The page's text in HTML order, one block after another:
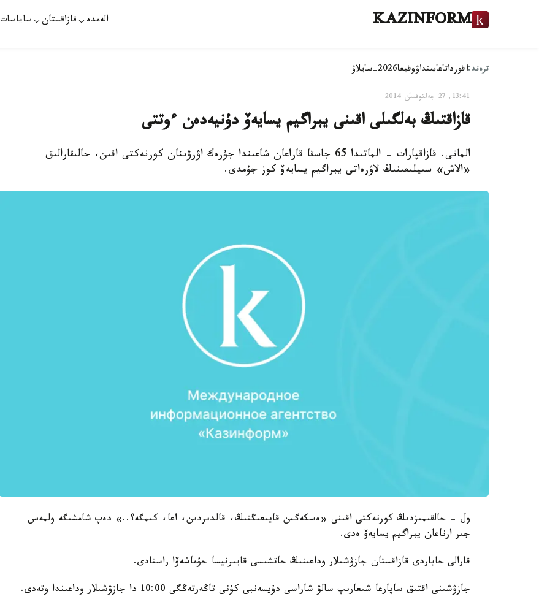
KAZINFORM الەمدە قازاقستان ساياسات
ترەند:اقورداتاعايىنداۋوقيعا2026-سايلاۋ
13:41, 27 جەلتوقسان 2014
قازاقتىڭ بەلگىلى اقىنى يبراگيم يسايەۆ دۇنيەدەن ءوتتى
الماتى. قازاقپارات - الماتىدا 65 جاسقا قاراعان شاعىندا جۇرەك اۋرۋىنان كورنەكتى اقىن، حالىقارالىق
«الاش» سىيلىعىنىڭ لاۋرەاتى يبراگيم يسايەۆ كوز جۇمدى.
ول - حالقىمىزدىڭ كورنەكتى اقىنى «ەسكەگىن قايىعىڭنىڭ، قالدىردىن، اعا، كىمگە؟..» دەپ شامشىگە ولمەس
جىر ارناعان يبراگيم يسايەۆ ەدى.
قارالى حاباردى قازاقستان جازۋشىلار وداعىنىڭ حاتشىسى قايىرنيسا جۇماشەۆا راستادى.
جازۋشىنى اقتىق ساپارعا شىعارىپ سالۋ شاراسى دۇيسەنبى كۇنى تاڭەرتەڭگى 10:00 دا جازۋشىلار وداعىندا وتەدى.